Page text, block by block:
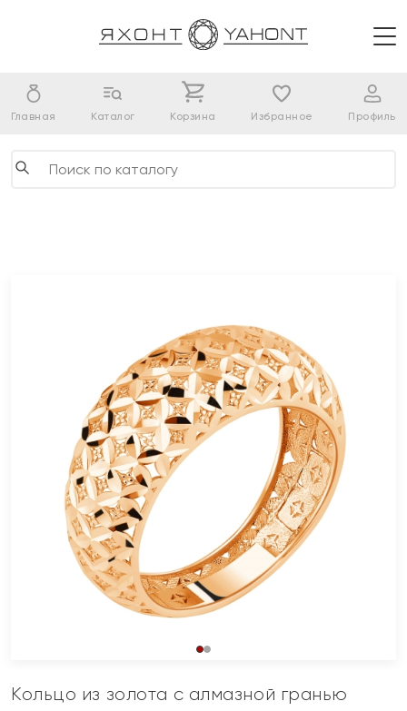
Главная Каталог Корзина Избранное Профиль
Кольцо из золота с алмазной гранью